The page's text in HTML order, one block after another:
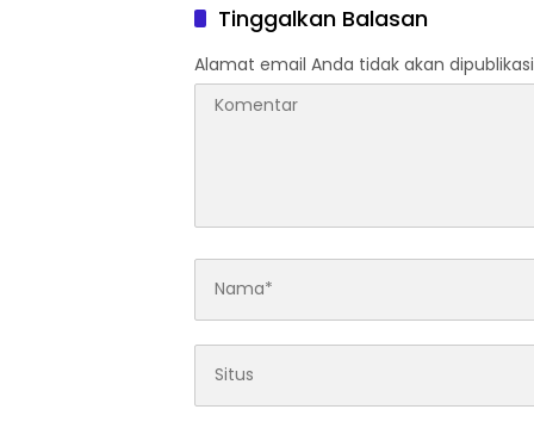
Tinggalkan Balasan
Alamat email Anda tidak akan